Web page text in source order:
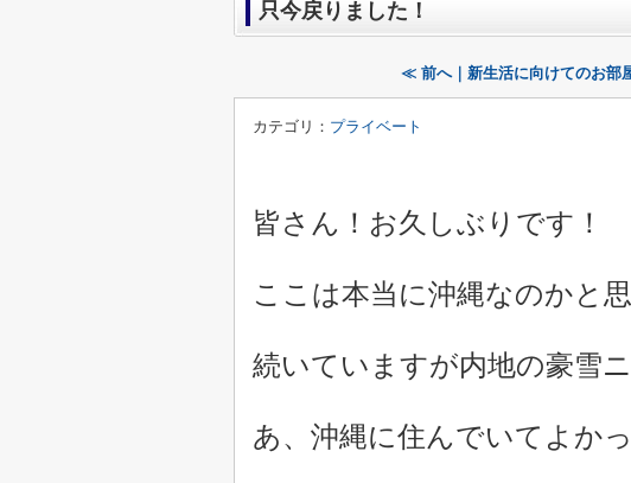
只今戻りました！
≪ 前へ｜新生活に向けてのお部
カテゴリ： プライベート
皆さん！お久しぶりです！
ここは本当に沖縄なのかと
続いていますが内地の豪雪
あ、沖縄に住んでいてよか